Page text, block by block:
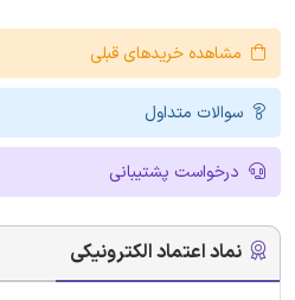
مشاهده خریدهای قبلی
سوالات متداول
درخواست پشتیبانی
نماد اعتماد الکترونیکی